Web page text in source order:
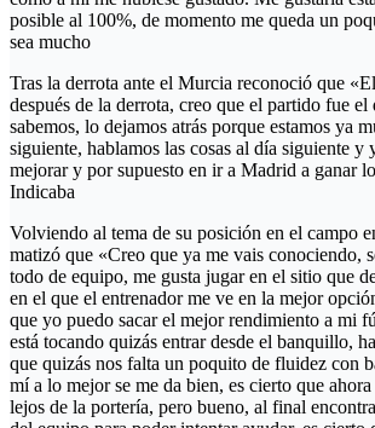
posible al 100%, de momento me queda un
sea mucho
Tras la derrota ante el Murcia reconoció que
después de la derrota, creo que el partido fue
sabemos, lo dejamos atrás porque estamos ya
siguiente, hablamos las cosas al día siguiente y
mejorar y por supuesto en ir a Madrid a ganar
Indicaba
Volviendo al tema de su posición en el campo
matizó que «Creo que ya me vais conociendo,
todo de equipo, me gusta jugar en el sitio que
en el que el entrenador me ve en la mejor
que yo puedo sacar el mejor rendimiento a mi
está tocando quizás entrar desde el banquillo,
que quizás nos falta un poquito de fluidez con
mí a lo mejor se me da bien, es cierto que
lejos de la portería, pero bueno, al final